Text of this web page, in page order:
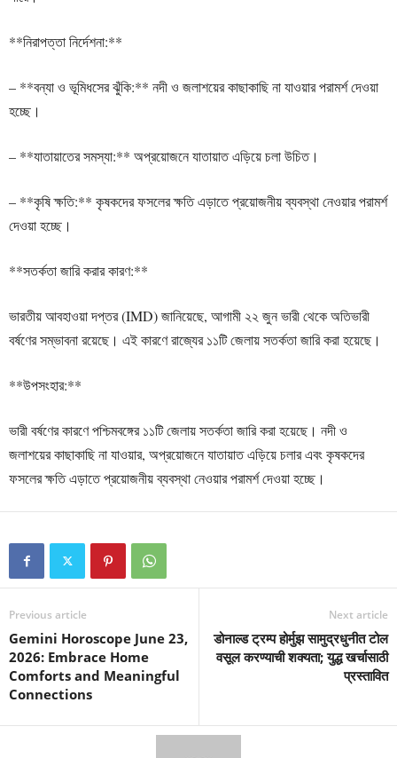
**নিরাপত্তা নির্দেশনা:**
– **বন্যা ও ভূমিধসের ঝুঁকি:** নদী ও জলাশয়ের কাছাকাছি না যাওয়ার পরামর্শ দেওয়া
হচ্ছে।
– **যাতায়াতের সমস্যা:** অপ্রয়োজনে যাতায়াত এড়িয়ে চলা উচিত।
– **কৃষি ক্ষতি:** কৃষকদের ফসলের ক্ষতি এড়াতে প্রয়োজনীয় ব্যবস্থা নেওয়ার পরামর্শ
দেওয়া হচ্ছে।
**সতর্কতা জারি করার কারণ:**
ভারতীয় আবহাওয়া দপ্তর (IMD) জানিয়েছে, আগামী ২২ জুন ভারী থেকে অতিভারী
বর্ষণের সম্ভাবনা রয়েছে। এই কারণে রাজ্যের ১১টি জেলায় সতর্কতা জারি করা হয়েছে।
**উপসংহার:**
ভারী বর্ষণের কারণে পশ্চিমবঙ্গের ১১টি জেলায় সতর্কতা জারি করা হয়েছে। নদী ও
জলাশয়ের কাছাকাছি না যাওয়ার, অপ্রয়োজনে যাতায়াত এড়িয়ে চলার এবং কৃষকদের
ফসলের ক্ষতি এড়াতে প্রয়োজনীয় ব্যবস্থা নেওয়ার পরামর্শ দেওয়া হচ্ছে।
Previous article
Gemini Horoscope June 23,
2026: Embrace Home
Comforts and Meaningful
Connections
Next article
डोनाल्ड ट्रम्प होर्मुझ सामुद्रधुनीत टोल
वसूल करण्याची शक्यता; युद्ध खर्चासाठी
प्रस्तावित